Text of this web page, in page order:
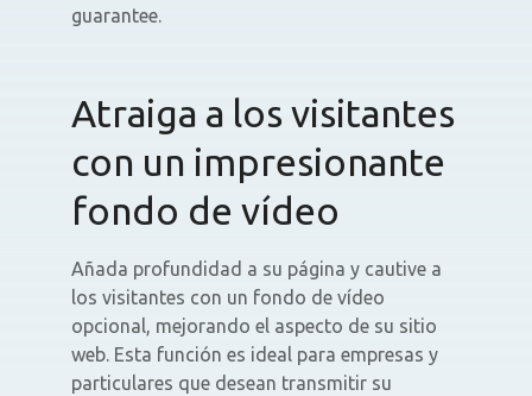
guarantee.
Atraiga a los visitantes
con un impresionante
fondo de vídeo
Añada profundidad a su página y cautive a
los visitantes con un fondo de vídeo
opcional, mejorando el aspecto de su sitio
web. Esta función es ideal para empresas y
particulares que desean transmitir su